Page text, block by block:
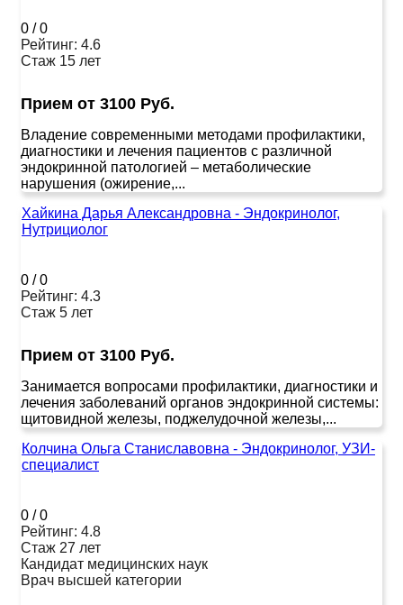
0 /0
Рейтинг: 4.6
Стаж 15 лет
Прием от 3100 Руб.
Владение современными методами профилактики,
диагностики и лечения пациентов с различной
эндокринной патологией – метаболические
нарушения (ожирение,...
Хайкина Дарья Александровна - Эндокринолог,
Нутрициолог
0 /0
Рейтинг: 4.3
Стаж 5 лет
Прием от 3100 Руб.
Занимается вопросами профилактики, диагностики и
лечения заболеваний органов эндокринной системы:
щитовидной железы, поджелудочной железы,...
Колчина Ольга Станиславовна - Эндокринолог, УЗИ-
специалист
0 /0
Рейтинг: 4.8
Стаж 27 лет
Кандидат медицинских наук
Врач высшей категории